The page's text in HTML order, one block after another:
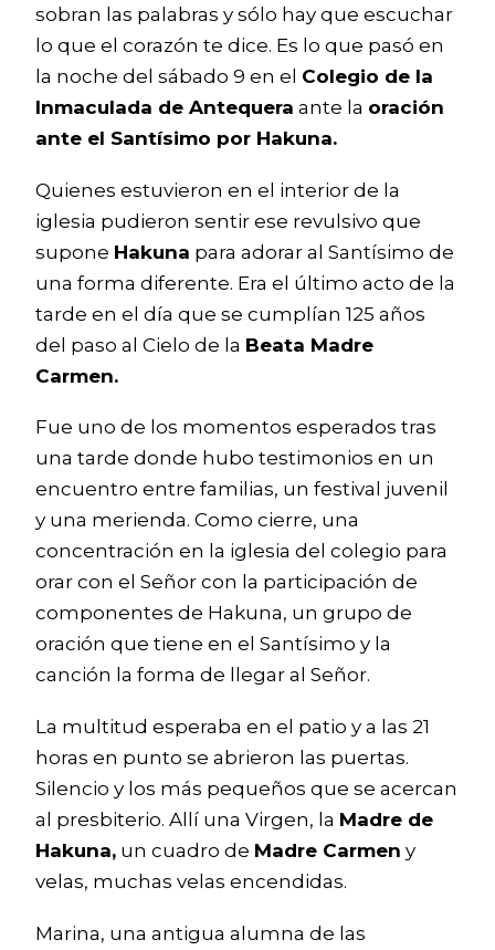
sobran las palabras y sólo hay que escuchar
lo que el corazón te dice. Es lo que pasó en
la noche del sábado 9 en el Colegio de la
Inmaculada de Antequera ante la oración
ante el Santísimo por Hakuna.
Quienes estuvieron en el interior de la
iglesia pudieron sentir ese revulsivo que
supone Hakuna para adorar al Santísimo de
una forma diferente. Era el último acto de la
tarde en el día que se cumplían 125 años
del paso al Cielo de la Beata Madre
Carmen.
Fue uno de los momentos esperados tras
una tarde donde hubo testimonios en un
encuentro entre familias, un festival juvenil
y una merienda. Como cierre, una
concentración en la iglesia del colegio para
orar con el Señor con la participación de
componentes de Hakuna, un grupo de
oración que tiene en el Santísimo y la
canción la forma de llegar al Señor.
La multitud esperaba en el patio y a las 21
horas en punto se abrieron las puertas.
Silencio y los más pequeños que se acercan
al presbiterio. Allí una Virgen, la Madre de
Hakuna, un cuadro de Madre Carmen y
velas, muchas velas encendidas.
Marina, una antigua alumna de las